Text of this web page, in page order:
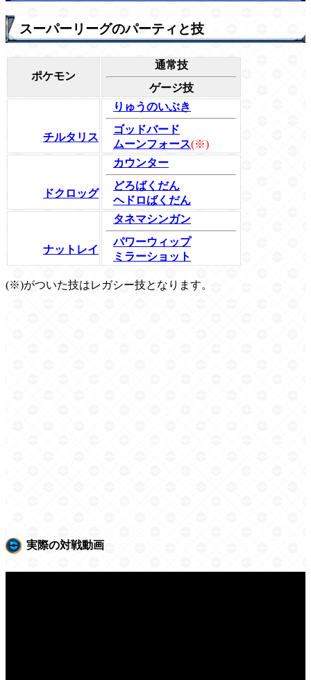
スーパーリーグのパーティと技
ポケモン
通常技
ゲージ技
チルタリス
りゅうのいぶき
ゴッドバード
ムーンフォース(※)
ドクロッグ
カウンター
どろばくだん
ヘドロばくだん
ナットレイ
タネマシンガン
パワーウィップ
ミラーショット
(※)がついた技はレガシー技となります。
実際の対戦動画